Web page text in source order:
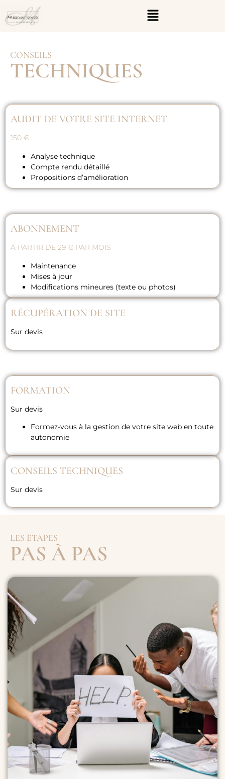
CONSEILS
TECHNIQUES
AUDIT DE VOTRE SITE INTERNET
150 €
Analyse technique
Compte rendu détaillé
Propositions d’amélioration
ABONNEMENT
À PARTIR DE 29 € PAR MOIS
Maintenance
Mises à jour
Modifications mineures (texte ou photos)
RÉCUPÉRATION DE SITE
Sur devis
FORMATION
Sur devis
Formez-vous à la gestion de votre site web en toute
autonomie
CONSEILS TECHNIQUES
Sur devis
LES ÉTAPES
PAS À PAS